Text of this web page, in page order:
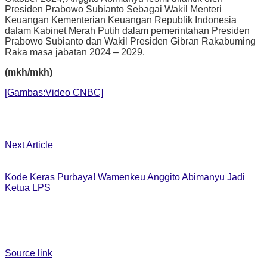
Presiden Prabowo Subianto Sebagai Wakil Menteri
Keuangan Kementerian Keuangan Republik Indonesia
dalam Kabinet Merah Putih dalam pemerintahan Presiden
Prabowo Subianto dan Wakil Presiden Gibran Rakabuming
Raka masa jabatan 2024 – 2029.
(mkh/mkh)
[Gambas:Video CNBC]
Next Article
Kode Keras Purbaya! Wamenkeu Anggito Abimanyu Jadi
Ketua LPS
Source link